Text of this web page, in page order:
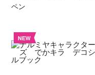
ペン
NEW